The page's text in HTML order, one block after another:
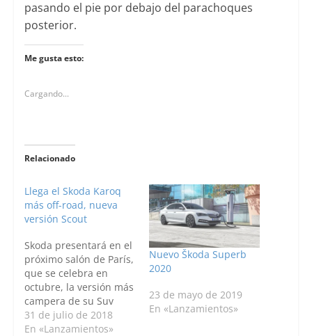
pasando el pie por debajo del parachoques
posterior.
Me gusta esto:
Cargando...
Relacionado
Llega el Skoda Karoq
más off-road, nueva
versión Scout
Skoda presentará en el
próximo salón de París,
que se celebra en
octubre, la versión más
campera de su Suv
más compacto, el
Karoq Scout. Así el
31 de julio de 2018
En «Lanzamientos»
Nuevo Škoda Superb
2020
23 de mayo de 2019
En «Lanzamientos»